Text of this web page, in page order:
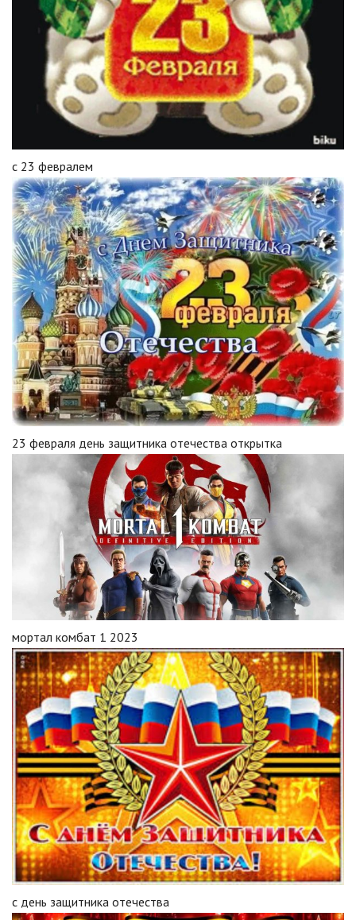
с 23 февралем
23 февраля день защитника отечества открытка
мортал комбат 1 2023
с день защитника отечества